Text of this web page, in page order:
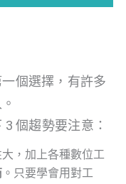
個選擇，有許多
個趨勢要注意：
大，加上各種數位工
。只要學會用對工